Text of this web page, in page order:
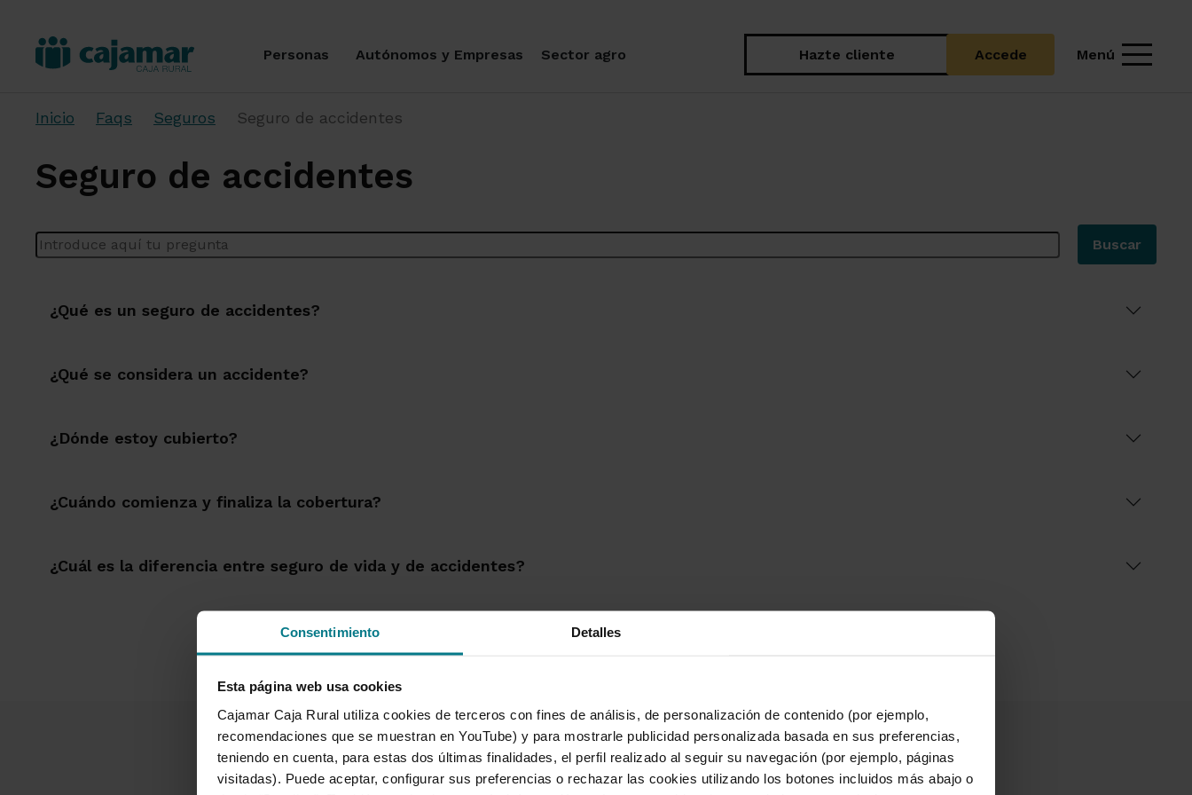
Consentimiento Detalles
Esta página web usa cookies
Cajamar Caja Rural utiliza cookies de terceros con fines de análisis, de personalización de contenido (por ejemplo,
recomendaciones que se muestran en YouTube) y para mostrarle publicidad personalizada basada en sus preferencias,
teniendo en cuenta, para estas dos últimas finalidades, el perfil realizado al seguir su navegación (por ejemplo, páginas
visitadas). Puede aceptar, configurar sus preferencias o rechazar las cookies utilizando los botones incluidos más abajo o
Personas Autónomos y Empresas Sector agro Hazte cliente Accede Menú
Inicio Faqs Seguros Seguro de accidentes
Seguro de accidentes
Introduce aquí tu pregunta Buscar
¿Qué es un seguro de accidentes?
¿Qué se considera un accidente?
¿Dónde estoy cubierto?
¿Cuándo comienza y finaliza la cobertura?
¿Cuál es la diferencia entre seguro de vida y de accidentes?